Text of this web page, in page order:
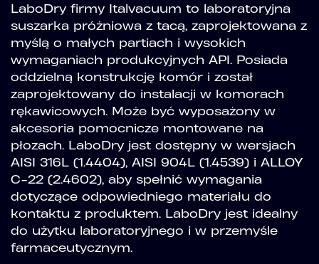
LaboDry firmy Italvacuum to laboratoryjna
suszarka próżniowa z tacą, zaprojektowana z
myślą o małych partiach i wysokich
wymaganiach produkcyjnych API. Posiada
oddzielną konstrukcję komór i został
zaprojektowany do instalacji w komorach
rękawicowych. Może być wyposażony w
akcesoria pomocnicze montowane na
płozach. LaboDry jest dostępny w wersjach
AISI 316L (1.4404), AISI 904L (1.4539) i ALLOY
C-22 (2.4602), aby spełnić wymagania
dotyczące odpowiedniego materiału do
kontaktu z produktem. LaboDry jest idealny
do użytku laboratoryjnego i w przemyśle
farmaceutycznym.